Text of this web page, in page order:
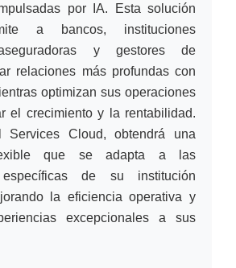
por IA. Esta solución
a bancos, instituciones
y gestores de
relaciones más profundas con
optimizan sus operaciones
el crecimiento y la rentabilidad.
Services Cloud, obtendrá una
que se adapta a las
específicas de su institución
la eficiencia operativa y
excepcionales a sus